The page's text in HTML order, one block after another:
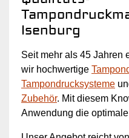
Isenburg
Seit mehr als 45 Jahren
wir hochwertige
Tampondrucksysteme
Zubehör. Mit diesem
Anwendung die